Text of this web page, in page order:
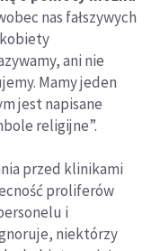
nas fałszywych
ani nie
Mamy jeden
jest napisane
religijne”.
przed klinikami
proliferów
i
niektórzy